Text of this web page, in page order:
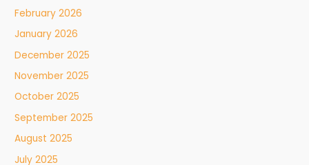
February 2026
January 2026
December 2025
November 2025
October 2025
September 2025
August 2025
July 2025